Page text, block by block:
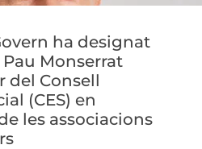
ha designat
Monserrat
del Consell
(CES) en
les associacions